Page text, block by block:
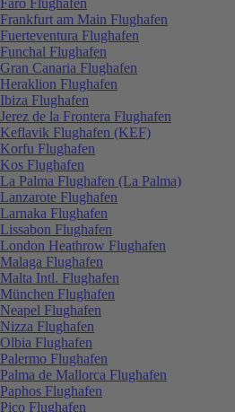
Frankfurt am Main Flughafen
Fuerteventura Flughafen
Funchal Flughafen
Gran Canaria Flughafen
Heraklion Flughafen
Ibiza Flughafen
Jerez de la Frontera Flughafen
Keflavik Flughafen (KEF)
Korfu Flughafen
Kos Flughafen
La Palma Flughafen (La Palma)
Lanzarote Flughafen
Larnaka Flughafen
Lissabon Flughafen
London Heathrow Flughafen
Malaga Flughafen
Malta Intl. Flughafen
München Flughafen
Neapel Flughafen
Nizza Flughafen
Olbia Flughafen
Palermo Flughafen
Palma de Mallorca Flughafen
Paphos Flughafen
Pico Flughafen